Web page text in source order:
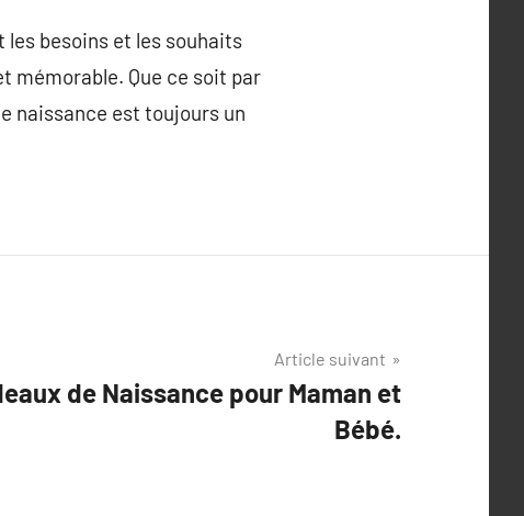
les besoins et les souhaits
mémorable. Que ce soit par
naissance est toujours un
Article suivant
de Naissance pour Maman et
Bébé.